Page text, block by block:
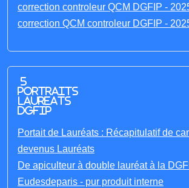
correction controleur QCM DGFIP -
correction QCM controleur DGFIP -
5
portraits
laureats
DGFIP
Portait de Lauréats : Récapitulatif de
devenus Lauréats
De apiculteur à double lauréat à la
Eudesdeparis - pur produit interne